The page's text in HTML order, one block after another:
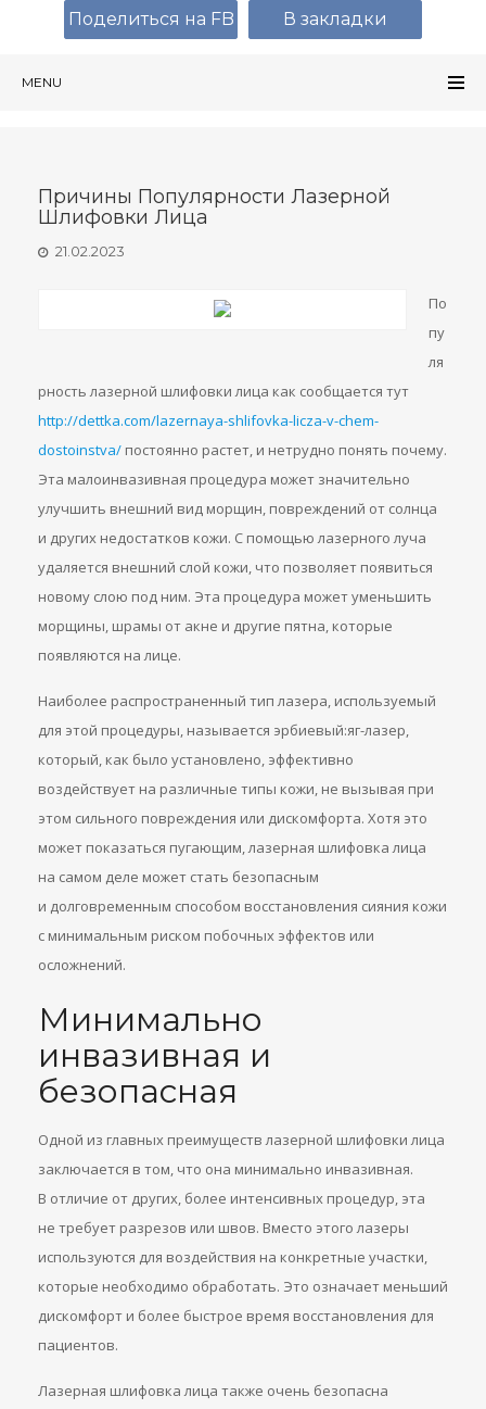
MENU
Причины Популярности Лазерной
Шлифовки Лица
21.02.2023
По
пу
ля
рность лазерной шлифовки лица как сообщается тут
http://dettka.com/lazernaya-shlifovka-licza-v-chem-
dostoinstva/ постоянно растет, и нетрудно понять почему.
Эта малоинвазивная процедура может значительно
улучшить внешний вид морщин, повреждений от солнца
и других недостатков кожи. С помощью лазерного луча
удаляется внешний слой кожи, что позволяет появиться
новому слою под ним. Эта процедура может уменьшить
морщины, шрамы от акне и другие пятна, которые
появляются на лице.
Наиболее распространенный тип лазера, используемый
для этой процедуры, называется эрбиевый:яг-лазер,
который, как было установлено, эффективно
воздействует на различные типы кожи, не вызывая при
этом сильного повреждения или дискомфорта. Хотя это
может показаться пугающим, лазерная шлифовка лица
на самом деле может стать безопасным
и долговременным способом восстановления сияния кожи
с минимальным риском побочных эффектов или
осложнений.
Минимально
инвазивная и
безопасная
Одной из главных преимуществ лазерной шлифовки лица
заключается в том, что она минимально инвазивная.
В отличие от других, более интенсивных процедур, эта
не требует разрезов или швов. Вместо этого лазеры
используются для воздействия на конкретные участки,
которые необходимо обработать. Это означает меньший
дискомфорт и более быстрое время восстановления для
пациентов.
Лазерная шлифовка лица также очень безопасна
Поделиться на FB В закладки